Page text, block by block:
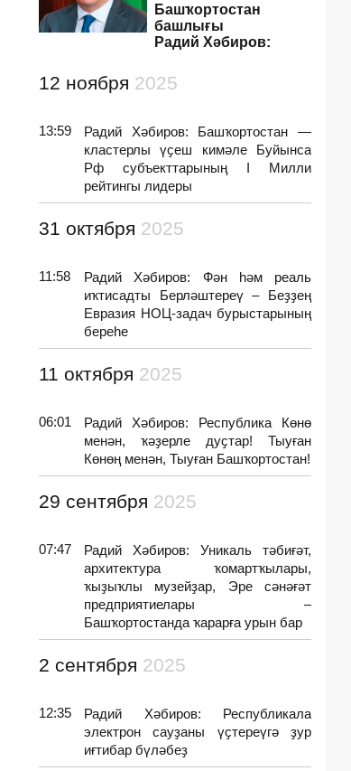
Башҡортостан
башлығы
Радий Хәбиров:
12 ноября 2025
13:59
Радий Хәбиров: Башҡортостан —
кластерлы үҫеш кимәле Буйынса
Рф субъекттарының I Милли
рейтингы лидеры
31 октября 2025
11:58
Радий Хәбиров: Фән һәм реаль
иҡтисадты Берләштереү – Беҙҙең
Евразия НОЦ-задач бурыстарының
береһе
11 октября 2025
06:01
Радий Хәбиров: Республика Көнө
менән, ҡәҙерле дуҫтар! Тыуған
Көнөң менән, Тыуған Башҡортостан!
29 сентября 2025
07:47
Радий Хәбиров: Уникаль тәбиғәт,
архитектура ҡомартҡылары,
ҡыҙыҡлы музейҙар, Эре сәнәғәт
предприятиелары –
Башҡортостанда ҡарарға урын бар
2 сентября 2025
12:35
Радий Хәбиров: Республикала
электрон сауҙаны үҫтереүгә ҙур
иғтибар бүләбеҙ